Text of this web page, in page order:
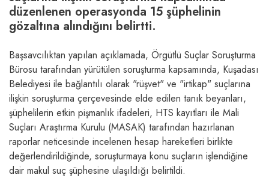
düzenlenen operasyonda 15 şüphelinin
gözaltına alındığını belirtti.
Başsavcılıktan yapılan açıklamada, Örgütlü Suçlar Soruşturma
Bürosu tarafından yürütülen soruşturma kapsamında, Kuşadası
Belediyesi ile bağlantılı olarak "rüşvet" ve "irtikap" suçlarına
ilişkin soruşturma çerçevesinde elde edilen tanık beyanları,
şüphelilerin etkin pişmanlık ifadeleri, HTS kayıtları ile Mali
Suçları Araştırma Kurulu (MASAK) tarafından hazırlanan
raporlar neticesinde incelenen hesap hareketleri birlikte
değerlendirildiğinde, soruşturmaya konu suçların işlendiğine
dair makul suç şüphesine ulaşıldığı belirtildi.